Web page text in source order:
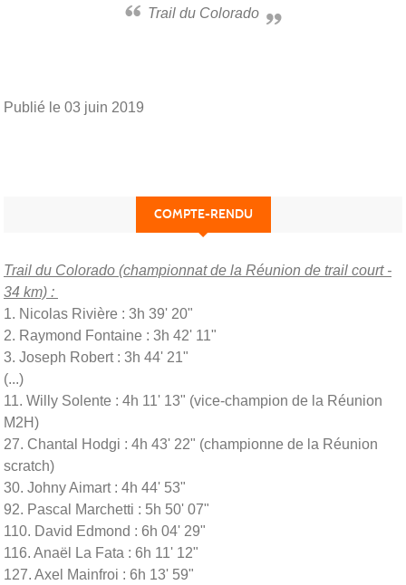
Trail du Colorado
Publié le 03 juin 2019
COMPTE-RENDU
Trail du Colorado (championnat de la Réunion de trail court -
34 km) :
1. Nicolas Rivière : 3h 39' 20"
2. Raymond Fontaine : 3h 42' 11"
3. Joseph Robert : 3h 44' 21"
(...)
11. Willy Solente : 4h 11' 13" (vice-champion de la Réunion
M2H)
27. Chantal Hodgi : 4h 43' 22" (championne de la Réunion
scratch)
30. Johny Aimart : 4h 44' 53"
92. Pascal Marchetti : 5h 50' 07"
110. David Edmond : 6h 04' 29"
116. Anaël La Fata : 6h 11' 12"
127. Axel Mainfroi : 6h 13' 59"